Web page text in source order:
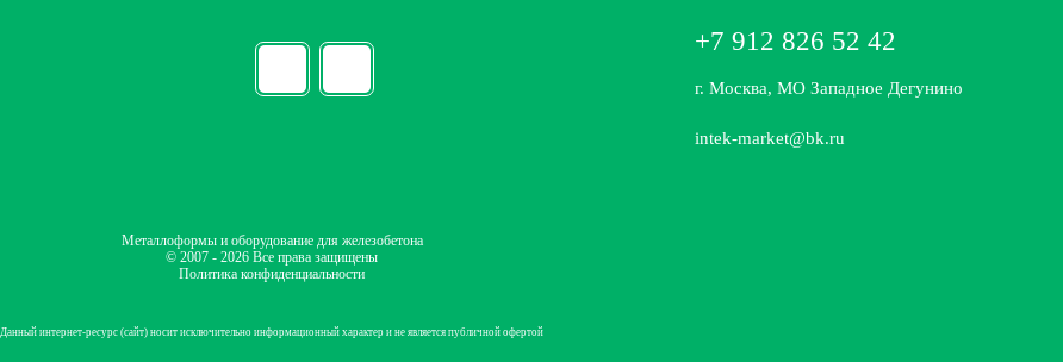
+7 912 826 52 42
г. Москва, МО Западное Дегунино
intek-market@bk.ru
Металлоформы и оборудование для железобетона
© 2007 - 2026 Все права защищены
Политика конфиденциальности
Данный интернет-ресурс (сайт) носит исключительно информационный характер и не является публичной офертой